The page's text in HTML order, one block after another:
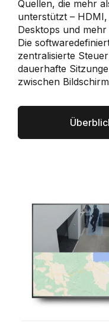
Quellen, die mehr
unterstützt –
Desktops und
Die
zentralisierte
dauerhafte
zwischen